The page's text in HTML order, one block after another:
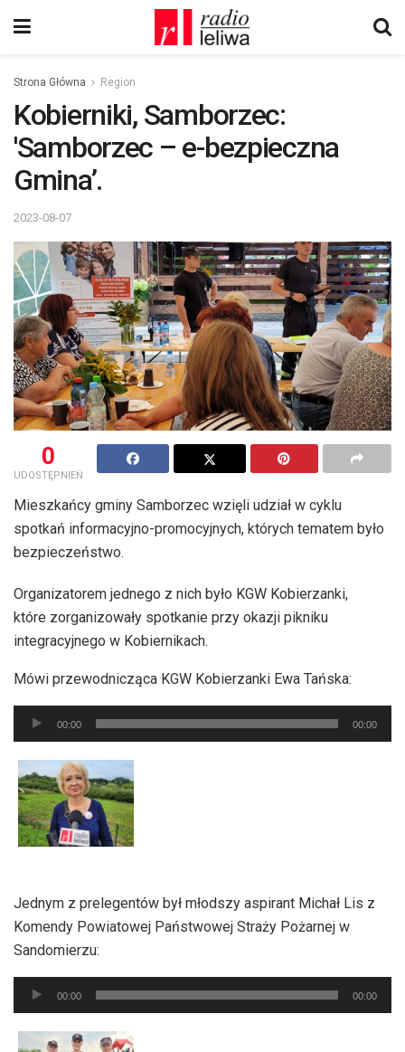
Strona Główna Region
Kobierniki, Samborzec:
'Samborzec – e-bezpieczna
Gmina’.
2023-08-07
0
UDOSTĘPNIEŃ
Mieszkańcy gminy Samborzec wzięli udział w cyklu
spotkań informacyjno-promocyjnych, których tematem było
bezpieczeństwo.
Organizatorem jednego z nich było KGW Kobierzanki,
które zorganizowały spotkanie przy okazji pikniku
integracyjnego w Kobiernikach.
Mówi przewodnicząca KGW Kobierzanki Ewa Tańska:
Odtwarzacz
plików
dźwiękowych
00:00 00:00
Jednym z prelegentów był młodszy aspirant Michał Lis z
Komendy Powiatowej Państwowej Straży Pożarnej w
Sandomierzu:
Odtwarzacz
plików
dźwiękowych
00:00 00:00